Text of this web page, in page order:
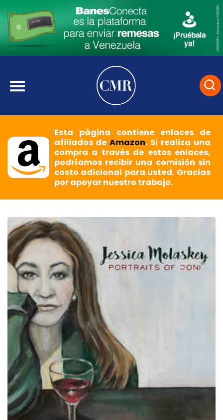
Esta página contiene enlaces de
afiliados deAmazon. Si realiza una
compra a través de estos enlaces,
podríamos recibir una comisión sin
costo adicional para usted. Gracias
por apoyar nuestro trabajo.